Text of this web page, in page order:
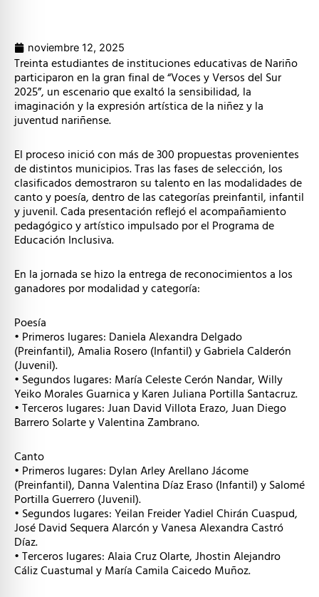
noviembre 12, 2025
Treinta estudiantes de instituciones educativas de Nariño
participaron en la gran final de “Voces y Versos del Sur
2025”, un escenario que exaltó la sensibilidad, la
imaginación y la expresión artística de la niñez y la
juventud nariñense.
El proceso inició con más de 300 propuestas provenientes
de distintos municipios. Tras las fases de selección, los
clasificados demostraron su talento en las modalidades de
canto y poesía, dentro de las categorías preinfantil, infantil
y juvenil. Cada presentación reflejó el acompañamiento
pedagógico y artístico impulsado por el Programa de
Educación Inclusiva.
En la jornada se hizo la entrega de reconocimientos a los
ganadores por modalidad y categoría:
Poesía
• Primeros lugares: Daniela Alexandra Delgado
(Preinfantil), Amalia Rosero (Infantil) y Gabriela Calderón
(Juvenil).
• Segundos lugares: María Celeste Cerón Nandar, Willy
Yeiko Morales Guarnica y Karen Juliana Portilla Santacruz.
• Terceros lugares: Juan David Villota Erazo, Juan Diego
Barrero Solarte y Valentina Zambrano.
Canto
• Primeros lugares: Dylan Arley Arellano Jácome
(Preinfantil), Danna Valentina Díaz Eraso (Infantil) y Salomé
Portilla Guerrero (Juvenil).
• Segundos lugares: Yeilan Freider Yadiel Chirán Cuaspud,
José David Sequera Alarcón y Vanesa Alexandra Castró
Díaz.
• Terceros lugares: Alaia Cruz Olarte, Jhostin Alejandro
Cáliz Cuastumal y María Camila Caicedo Muñoz.